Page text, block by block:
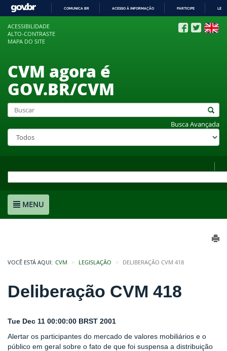
COMUNICA BR ACESSO À INFORMAÇÃO PARTICIPE
ACESSIBILIDADE
ALTO-CONTRASTE
MAPA DO SITE
CVM agora é
GOV.BR/CVM
Busca Avançada
MENU
VOCÊ ESTÁ AQUI: CVM LEGISLAÇÃO DELIBERAÇÃO CVM 418
Deliberação CVM 418
Tue Dec 11 00:00:00 BRST 2001
Alertar os participantes do mercado de valores mobiliários e o
público em geral sobre o fato de que foi suspensa a distribuição